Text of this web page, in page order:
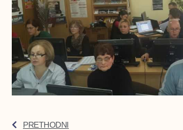
PRETHODNI